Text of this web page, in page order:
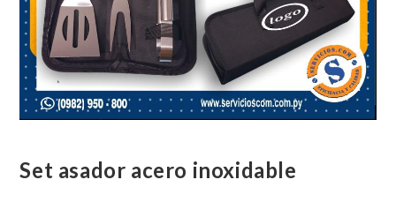
Set asador acero inoxidable